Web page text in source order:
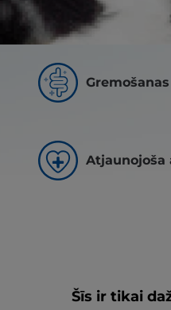
Svara
Atjaunojoša
Šīs ir tikai